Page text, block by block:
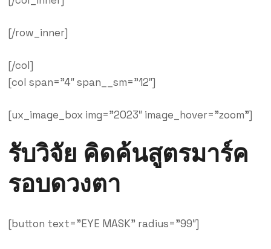
[/row_inner]
[/col]
[col span=”4″ span__sm=”12″]
[ux_image_box img=”2023″ image_hover=”zoom”]
รับวิจัย คิดค้นสูตรมาร์ค
รอบดวงตา
[button text=”EYE MASK” radius=”99″]